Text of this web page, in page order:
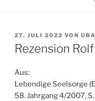
VERÖFFENTLICHT
AM
27. JULI 2023 VON
Rezension
Aus:
Lebendige Seelsorge
58. Jahrgang 4/2007,